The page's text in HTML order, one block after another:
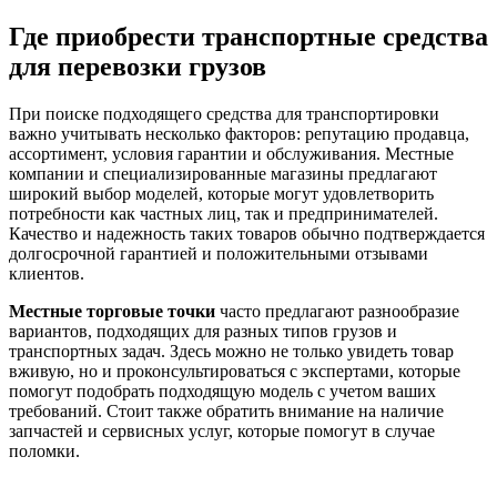
Где приобрести транспортные средства
для перевозки грузов
При поиске подходящего средства для транспортировки
важно учитывать несколько факторов: репутацию продавца,
ассортимент, условия гарантии и обслуживания. Местные
компании и специализированные магазины предлагают
широкий выбор моделей, которые могут удовлетворить
потребности как частных лиц, так и предпринимателей.
Качество и надежность таких товаров обычно подтверждается
долгосрочной гарантией и положительными отзывами
клиентов.
Местные торговые точки часто предлагают разнообразие
вариантов, подходящих для разных типов грузов и
транспортных задач. Здесь можно не только увидеть товар
вживую, но и проконсультироваться с экспертами, которые
помогут подобрать подходящую модель с учетом ваших
требований. Стоит также обратить внимание на наличие
запчастей и сервисных услуг, которые помогут в случае
поломки.